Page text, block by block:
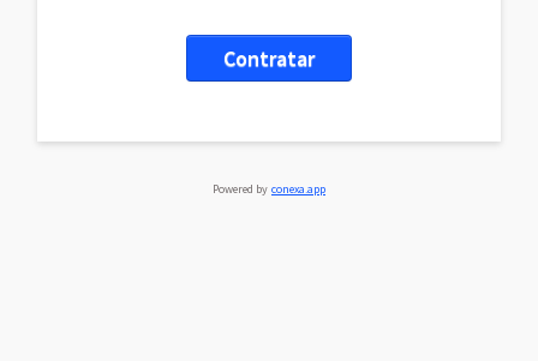
Contratar
Powered by conexa.app